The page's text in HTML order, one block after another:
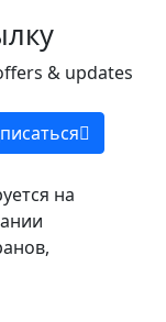
& updates
на